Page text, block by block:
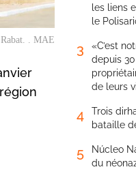
. MAE
les liens
le
3
«C’est
depuis
de leurs
4
Trois
bataille
5
Núcleo
du